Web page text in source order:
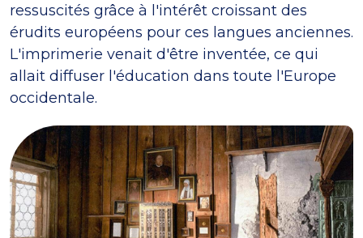
ressuscités grâce à l'intérêt croissant des
érudits européens pour ces langues anciennes.
L'imprimerie venait d'être inventée, ce qui
allait diffuser l'éducation dans toute l'Europe
occidentale.